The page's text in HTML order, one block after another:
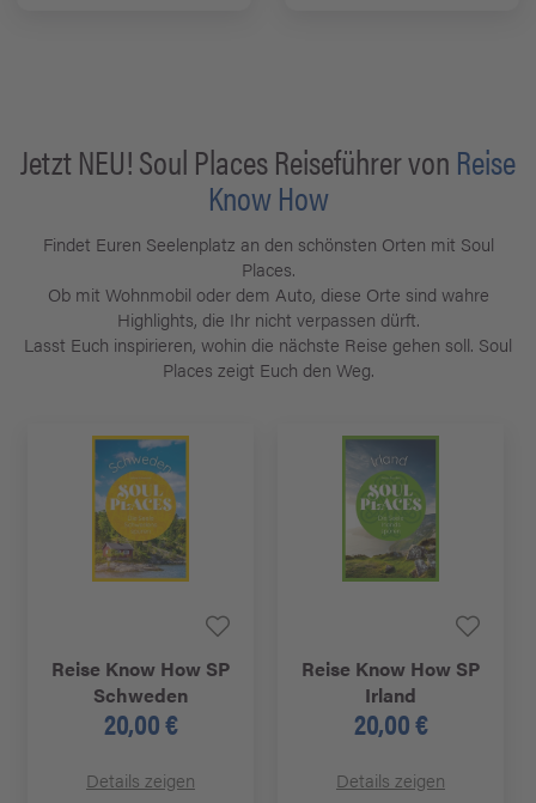
Jetzt NEU! Soul Places Reiseführer von Reise
Know How
Findet Euren Seelenplatz an den schönsten Orten mit Soul
Places.
Ob mit Wohnmobil oder dem Auto, diese Orte sind wahre
Highlights, die Ihr nicht verpassen dürft.
Lasst Euch inspirieren, wohin die nächste Reise gehen soll. Soul
Places zeigt Euch den Weg.
Reise Know How SP
Schweden
20,00 €
Details zeigen
Reise Know How SP
Irland
20,00 €
Details zeigen